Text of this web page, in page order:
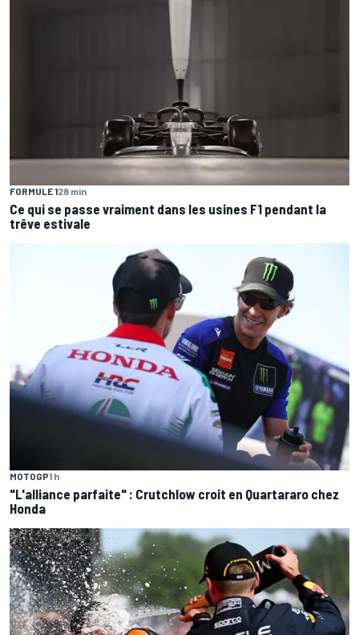
FORMULE 128 min
Ce qui se passe vraiment dans les usines F1 pendant la
trêve estivale
MOTOGP1 h
"L'alliance parfaite" : Crutchlow croit en Quartararo chez
Honda